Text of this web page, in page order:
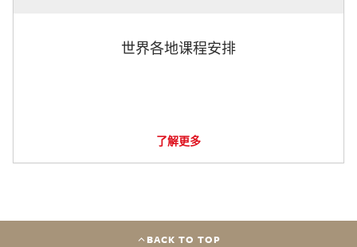
世界各地课程安排
了解更多
BACK TO TOP